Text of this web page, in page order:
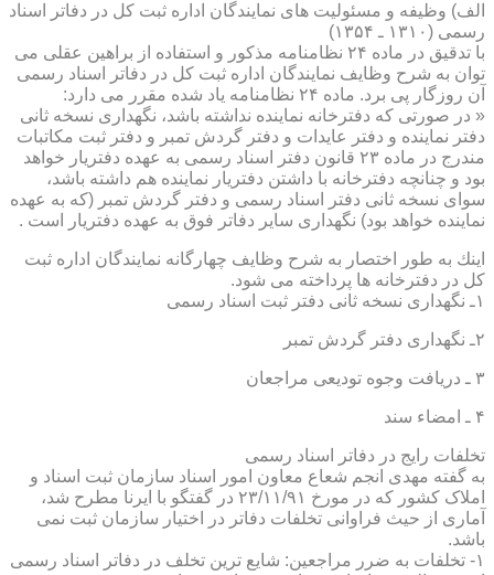
الف) وظیفه و مسئولیت های نمایندگان اداره ثبت كل در دفاتر اسناد
رسمی (۱۳۱۰ ـ ۱۳۵۴)
با تدقیق در ماده ۲۴ نظامنامه مذكور و استفاده از براهین عقلی می
توان به شرح وظایف نمایندگان اداره ثبت كل در دفاتر اسناد رسمی
آن روزگار پی برد. ماده ۲۴ نظامنامه یاد شده مقرر می دارد:
« در صورتی كه دفترخانه نماینده نداشته باشد، نگهداری نسخه ثانی
دفتر نماینده و دفتر عایدات و دفتر گردش تمبر و دفتر ثبت مكاتبات
مندرج در ماده ۲۳ قانون دفتر اسناد رسمی به عهده دفتریار خواهد
بود و چنانچه دفترخانه با داشتن دفتریار نماینده هم داشته باشد،
سوای نسخه ثانی دفتر اسناد رسمی و دفتر گردش تمبر (كه به عهده
نماینده خواهد بود) نگهداری سایر دفاتر فوق به عهده دفتریار است .
اینك به طور اختصار به شرح وظایف چهارگانه نمایندگان اداره ثبت
كل در دفترخانه ها پرداخته می شود.
۱ـ نگهداری نسخه ثانی دفتر ثبت اسناد رسمی
۲ـ نگهداری دفتر گردش تمبر
۳ ـ دریافت وجوه تودیعی مراجعان
۴ ـ امضاء سند
تخلفات رایج در دفاتر اسناد رسمی
به گفته مهدی انجم شعاع معاون امور اسناد سازمان ثبت اسناد و
املاک کشور که در مورخ ۲۳/۱۱/۹۱ در گفتگو با ایرنا مطرح شد،
آماری از حیث فراوانی تخلفات دفاتر در اختیار سازمان ثبت نمی
باشد.
۱- تخلفات به ضرر مراجعین: شایع ترین تخلف در دفاتر اسناد رسمی